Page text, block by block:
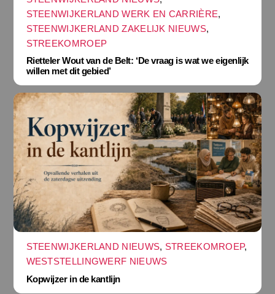
STEENWIJKERLAND WERK EN CARRIÈRE,
STEENWIJKERLAND ZAKELIJK NIEUWS,
STREEKOMROEP
Rietteler Wout van de Belt: ‘De vraag is wat we eigenlijk
willen met dit gebied’
STEENWIJKERLAND NIEUWS, STREEKOMROEP,
WESTSTELLINGWERF NIEUWS
Kopwijzer in de kantlijn